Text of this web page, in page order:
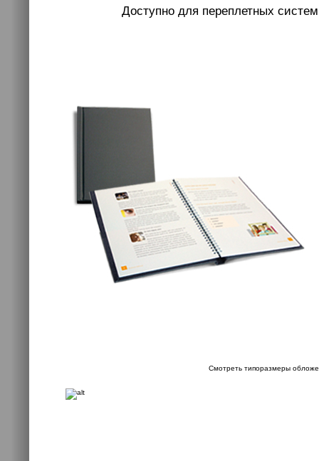
Доступно для переплетных
Смотреть типоразмеры